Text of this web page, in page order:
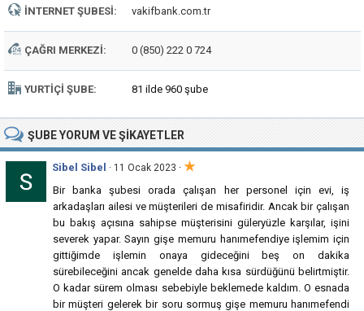
İNTERNET ŞUBESI: vakifbank.com.tr
ÇAĞRI MERKEZI: 0 (850) 222 0 724
YURTIÇI ŞUBE: 81 ilde 960 şube
ŞUBEYORUM VE ŞIKAYETLER
Sibel Sibel · 11 Ocak 2023 · ★
Bir banka şubesi orada çalışan her personel için evi, iş
arkadaşları ailesi ve müşterileri de misafiridir. Ancak bir çalışan
bu bakış açısına sahipse müşterisini güleryüzle karşılar, işini
severek yapar. Sayın gişe memuru hanımefendiye işlemim için
gittiğimde işlemin onaya gideceğini beş on dakika
sürebileceğini ancak genelde daha kısa sürdüğünü belirtmiştir.
O kadar sürem olması sebebiyle beklemede kaldım. O esnada
bir müşteri gelerek bir soru sormuş gişe memuru hanımefendi